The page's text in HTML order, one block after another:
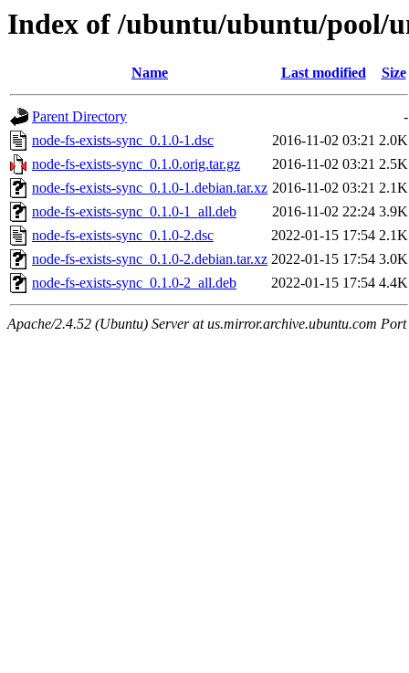
Index of /ubuntu/ubuntu/pool/
Name Last modified Size
Parent Directory
-
node-fs-exists-sync_0.1.0-1.dsc
2016-11-02 03:21 2.0K
node-fs-exists-sync_0.1.0.orig.tar.gz
2016-11-02 03:21 2.5K
node-fs-exists-sync_0.1.0-1.debian.tar.xz 2016-11-02 03:21 2.1K
node-fs-exists-sync_0.1.0-1_all.deb
2016-11-02 22:24 3.9K
node-fs-exists-sync_0.1.0-2.dsc
2022-01-15 17:54 2.1K
node-fs-exists-sync_0.1.0-2.debian.tar.xz 2022-01-15 17:54 3.0K
node-fs-exists-sync_0.1.0-2_all.deb
2022-01-15 17:54 4.4K
Apache/2.4.52 (Ubuntu) Server at us.mirror.archive.ubuntu.com Port